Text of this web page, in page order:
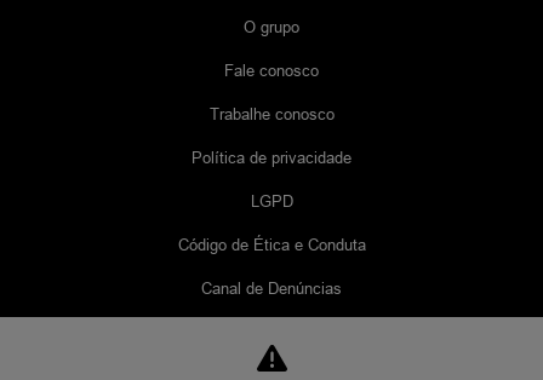
O grupo
Fale conosco
Trabalhe conosco
Política de privacidade
LGPD
Código de Ética e Conduta
Canal de Denúncias